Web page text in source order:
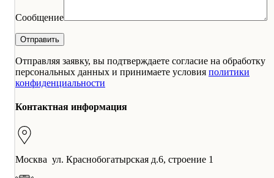
Сообщение
Отправляя заявку, вы подтверждаете согласие на обработку
персональных данных и принимаете условия политики
конфиденциальности
Контактная информация
Москва ул. Краснобогатырская д.6, строение 1